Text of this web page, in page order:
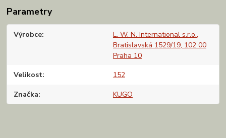
Parametry
Výrobce
L. W. N. International s.r.o.,
Bratislavská 1529/19, 102 00
Praha 10
Velikost 152
Značka KUGO